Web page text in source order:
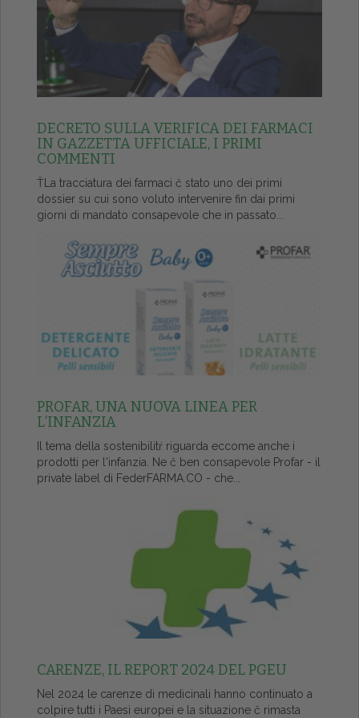
DECRETO SULLA VERIFICA DEI FARMACI
IN GAZZETTA UFFICIALE, I PRIMI
COMMENTI
ŤLa tracciatura dei farmaci č stato uno dei primi
dossier su cui sono voluto intervenire fin dai primi
giorni di mandato consapevole che in passato...
PROFAR, UNA NUOVA LINEA PER
L’INFANZIA
Il tema della sostenibilitŕ riguarda eccome anche i
prodotti per l'infanzia. Ne č ben consapevole Profar - il
private label di FederFARMA.CO - che...
CARENZE, IL REPORT 2024 DEL PGEU
Nel 2024 le carenze di medicinali hanno continuato a
colpire tutti i Paesi europei e la situazione č rimasta